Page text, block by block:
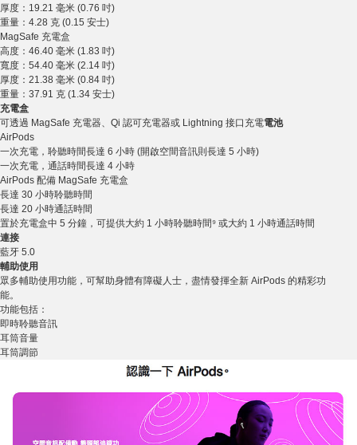
厚度：19.21 毫米 (0.76 吋)
重量：4.28 克 (0.15 安士)
MagSafe 充電盒
高度：46.40 毫米 (1.83 吋)
寬度：54.40 毫米 (2.14 吋)
厚度：21.38 毫米 (0.84 吋)
重量：37.91 克 (1.34 安士)
充電盒
可透過 MagSafe 充電器、Qi 認可充電器或 Lightning 接口充電電池
AirPods
一次充電，聆聽時間長達 6 小時 (開啟空間音訊則長達 5 小時)
一次充電，通話時間長達 4 小時
AirPods 配備 MagSafe 充電盒
長達 30 小時聆聽時間
長達 20 小時通話時間
置於充電盒中 5 分鐘，可提供大約 1 小時聆聽時間⁹ 或大約 1 小時通話時間
連接
藍牙 5.0
輔助使用
眾多輔助使用功能，可幫助身體有障礙人士，盡情發揮全新 AirPods 的精彩功
能。
功能包括：
即時聆聽音訊
耳筒音量
耳筒調節